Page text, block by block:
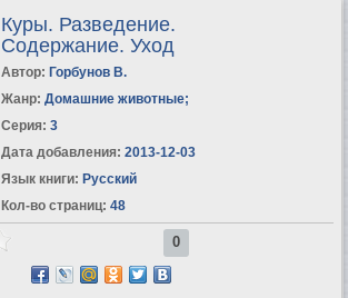
Куры. Разведение.
Содержание. Уход
Автор: Горбунов В.
Жанр: Домашние животные;
Серия: 3
Дата добавления: 2013-12-03
Язык книги: Русский
Кол-во страниц: 48
0